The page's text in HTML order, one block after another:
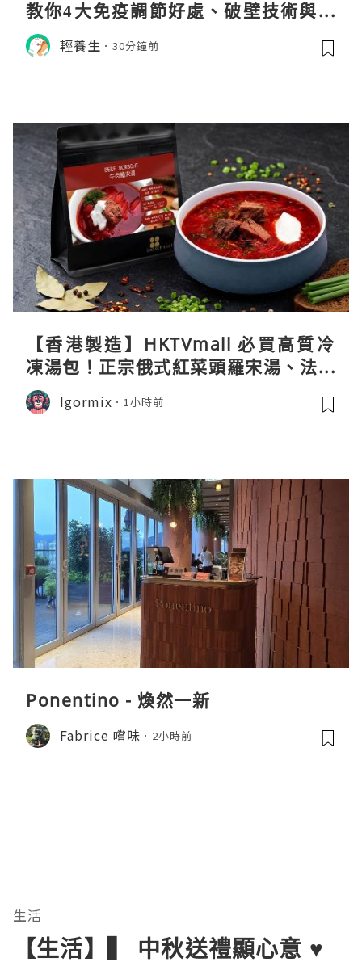
教你4大免疫調節好處、破壁技術與挑
選秘訣
輕養生 30分鐘前
【香港製造】HKTVmall 必買高質冷
凍湯包！正宗俄式紅菜頭羅宋湯、法式
龍蝦濃湯與生酮膠原蛋白骨頭湯全攻略
Igormix 1小時前
Ponentino - 煥然一新
Fabrice 嚐味 2小時前
生活
【生活】▍ 中秋送禮顯心意 ♥️